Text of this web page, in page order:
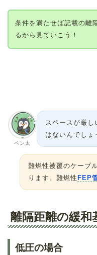
条件を満たせば記載の離
るから見ていこう！
ペン太
スペースが厳
はないんでしょ
難燃性被覆のケーブ
ります。難燃性 FEP
離隔距離の緩和
低圧の場合